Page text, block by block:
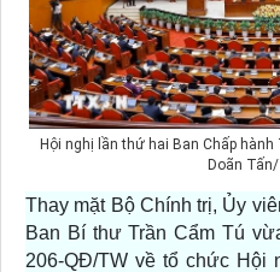
Hội nghị lần thứ hai Ban Chấp
Doãn
Thay mặt Bộ Chính trị, Ủy
Ban Bí thư Trần Cẩm Tú
206-QĐ/TW về tổ chức Hội